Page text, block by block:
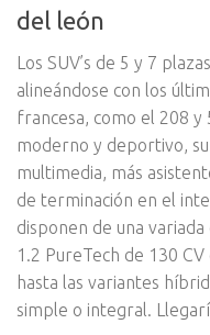
del león
Los SUV’s de 5 y 7
alineándose con los
francesa, como el 208 y
moderno y deportivo,
multimedia, más
de terminación en el
disponen de una
1.2 PureTech de 130
hasta las variantes
simple o integral.